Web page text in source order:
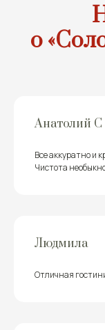
о
Анатолий C
Все аккуратно и
Чистота
Людмила
Отличная